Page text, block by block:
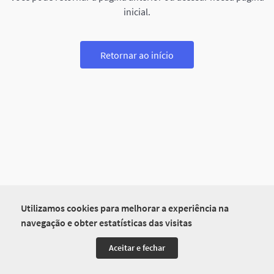
Utilizamos cookies para melhorar a experiência na
navegação e obter estatísticas das visitas
Aceitar e fechar
inicial.
Retornar ao início